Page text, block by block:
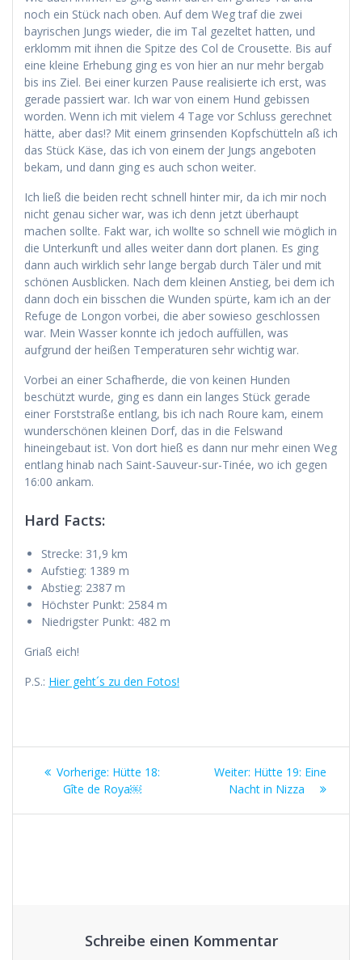
noch ein Stück nach oben. Auf dem Weg traf die zwei
bayrischen Jungs wieder, die im Tal gezeltet hatten, und
erklomm mit ihnen die Spitze des Col de Crousette. Bis auf
eine kleine Erhebung ging es von hier an nur mehr bergab
bis ins Ziel. Bei einer kurzen Pause realisierte ich erst, was
gerade passiert war. Ich war von einem Hund gebissen
worden. Wenn ich mit vielem 4 Tage vor Schluss gerechnet
hätte, aber das!? Mit einem grinsenden Kopfschütteln aß ich
das Stück Käse, das ich von einem der Jungs angeboten
bekam, und dann ging es auch schon weiter.
Ich ließ die beiden recht schnell hinter mir, da ich mir noch
nicht genau sicher war, was ich denn jetzt überhaupt
machen sollte. Fakt war, ich wollte so schnell wie möglich in
die Unterkunft und alles weiter dann dort planen. Es ging
dann auch wirklich sehr lange bergab durch Täler und mit
schönen Ausblicken. Nach dem kleinen Anstieg, bei dem ich
dann doch ein bisschen die Wunden spürte, kam ich an der
Refuge de Longon vorbei, die aber sowieso geschlossen
war. Mein Wasser konnte ich jedoch auffüllen, was
aufgrund der heißen Temperaturen sehr wichtig war.
Vorbei an einer Schafherde, die von keinen Hunden
beschützt wurde, ging es dann ein langes Stück gerade
einer Forststraße entlang, bis ich nach Roure kam, einem
wunderschönen kleinen Dorf, das in die Felswand
hineingebaut ist. Von dort hieß es dann nur mehr einen Weg
entlang hinab nach Saint-Sauveur-sur-Tinée, wo ich gegen
16:00 ankam.
Hard Facts:
Strecke: 31,9 km
Aufstieg: 1389 m
Abstieg: 2387 m
Höchster Punkt: 2584 m
Niedrigster Punkt: 482 m
Griaß eich!
P.S.: Hier geht´s zu den Fotos!
Beitragsnavigation
Vorherige: Vorheriger
Beitrag:
Hütte 18:
Gîte de Roya￼
Weiter: Nächster
Beitrag:
Hütte 19: Eine
Nacht in Nizza
Schreibe einen Kommentar